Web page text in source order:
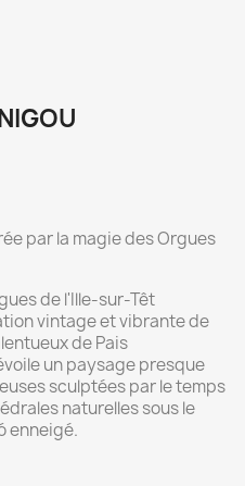
par la magie des Orgues
de l'Ille-sur-Têt
vintage et vibrante de
de Pais
un paysage presque
sculptées par le temps
naturelles sous le
enneigé.